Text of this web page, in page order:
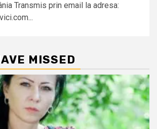
Transmis prin email la adresa:
MISSED